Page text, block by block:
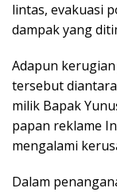
lintas, evakuasi
dampak yang
Adapun
tersebut
milik Bapak
papan reklame
mengalami
Dalam